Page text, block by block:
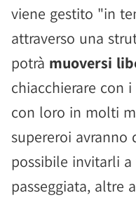
viene gestito "in
attraverso una
potrà muoversi
chiacchierare con
con loro in molti
supereroi avranno
possibile invitarli
passeggiata, altre